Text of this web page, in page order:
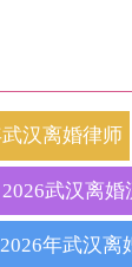
汉离婚律师
南：财产分割
纠纷一站式
2026武汉离
婚姻家事律师
2026年武汉离